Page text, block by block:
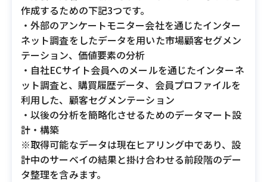
作成するための下記3つです。
・外部のアンケートモニター会社を通じたインター
ネット調査をしたデータを用いた市場顧客セグメン
テーション、価値要素の分析
・自社ECサイト会員へのメールを通じたインターネ
ット調査と、購買履歴データ、会員プロファイルを
利用した、顧客セグメンテーション
・以後の分析を簡略化させるためのデータマート設
計・構築
※取得可能なデータは現在ヒアリング中であり、設
計中のサーベイの結果と掛け合わせる前段階のデー
タ整理を含みます。